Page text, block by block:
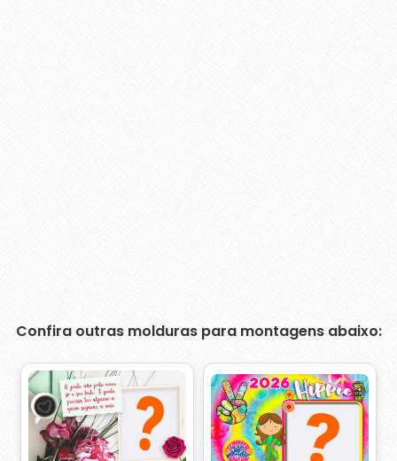
Confira outras molduras para montagens abaixo: